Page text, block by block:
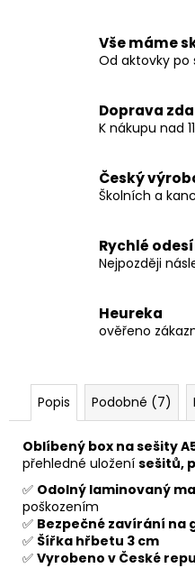
Vše máme
Od aktovky po
Doprava
K nákupu nad
Český
Školních a
Rychlé
Nejpozději
Heureka
ověřeno
Popis Podobné (7)
Oblíbený box na sešity
přehledné uložení sešitů,
✅ Odolný laminovaný
poškozením
✅ Bezpečné zavírání na
✅ Šířka hřbetu 3 cm
✅ Vyrobeno v České